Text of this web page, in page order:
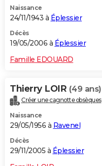
Naissance
24/11/1943 à Éplessier
Décès
19/05/2006 à Éplessier
Famille EDOUARD
Thierry LOIR (49 ans)
Créer une cagnotte obsèques
Naissance
29/05/1956 à Ravenel
Décès
29/11/2005 à Éplessier